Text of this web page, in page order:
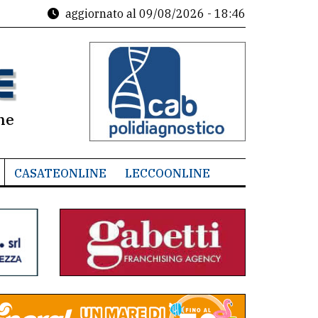
aggiornato al 09/08/2026 - 18:46
CASATEONLINE LECCOONLINE